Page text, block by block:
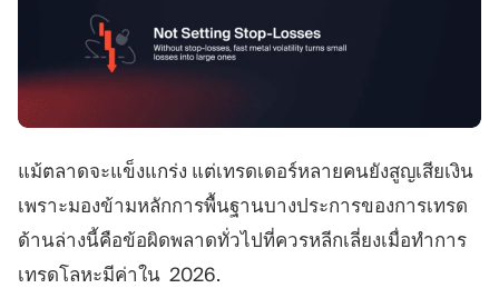
แม้ตลาดจะแข็งแกร่ง แต่เทรดเดอร์หลายคนยังสูญเสียเงิน
เพราะมองข้ามหลักการพื้นฐานบางประการของการเทรด
ด้านล่างนี้คือข้อผิดพลาดทั่วไปที่ควรหลีกเลี่ยงเมื่อทำการ
เทรดโลหะมีค่าใน 2026.